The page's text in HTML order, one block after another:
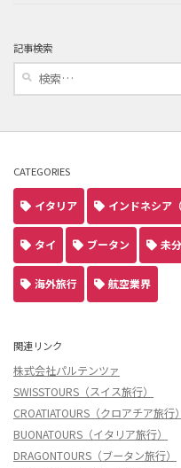
記事検索
CATEGORIES
イタリア インドネシア
タイ ブータン 未
海外旅行 航空業界
関連リンク
株式会社パルテンツァ
SWISSTOURS（スイス旅行）
CROATIATOURS（クロアチア旅行）
BUONATOURS（イタリア旅行）
DRAGONTOURS（ブータン旅行）